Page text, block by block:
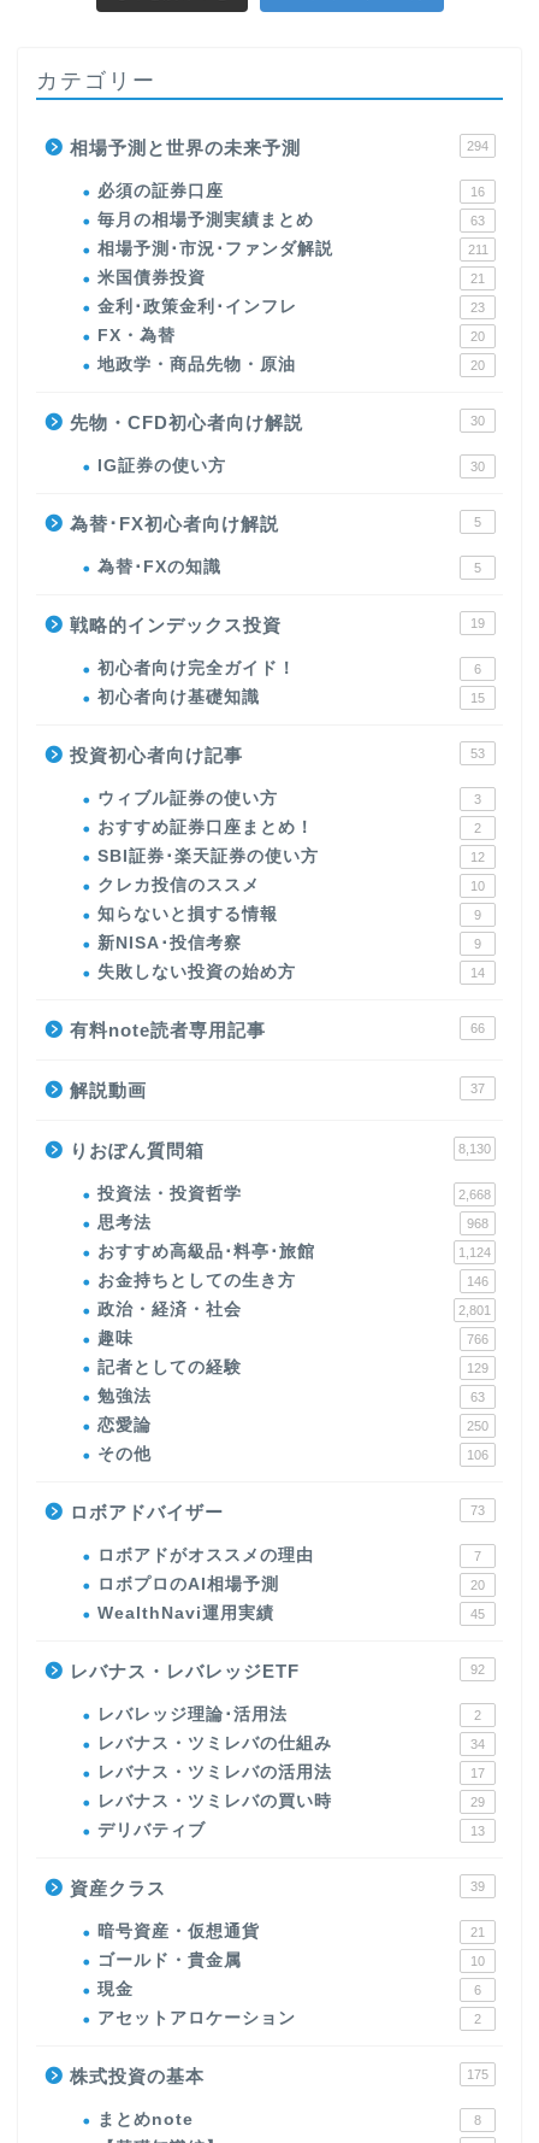
カテゴリー
相場予測と世界の未来予測 294
必須の証券口座 16
毎月の相場予測実績まとめ 63
相場予測･市況･ファンダ解説 211
米国債券投資 21
金利･政策金利･インフレ 23
FX・為替 20
地政学・商品先物・原油 20
先物・CFD初心者向け解説 30
IG証券の使い方 30
為替･FX初心者向け解説 5
為替･FXの知識 5
戦略的インデックス投資 19
初心者向け完全ガイド！ 6
初心者向け基礎知識 15
投資初心者向け記事 53
ウィブル証券の使い方 3
おすすめ証券口座まとめ！ 2
SBI証券･楽天証券の使い方 12
クレカ投信のススメ 10
知らないと損する情報 9
新NISA･投信考察 9
失敗しない投資の始め方 14
有料note読者専用記事 66
解説動画 37
りおぽん質問箱 8,130
投資法・投資哲学 2,668
思考法 968
おすすめ高級品･料亭･旅館 1,124
お金持ちとしての生き方 146
政治・経済・社会 2,801
趣味 766
記者としての経験 129
勉強法 63
恋愛論 250
その他 106
ロボアドバイザー 73
ロボアドがオススメの理由 7
ロボプロのAI相場予測 20
WealthNavi運用実績 45
レバナス・レバレッジETF 92
レバレッジ理論･活用法 2
レバナス・ツミレバの仕組み 34
レバナス・ツミレバの活用法 17
レバナス・ツミレバの買い時 29
デリバティブ 13
資産クラス 39
暗号資産・仮想通貨 21
ゴールド・貴金属 10
現金 6
アセットアロケーション 2
株式投資の基本 175
まとめnote 8